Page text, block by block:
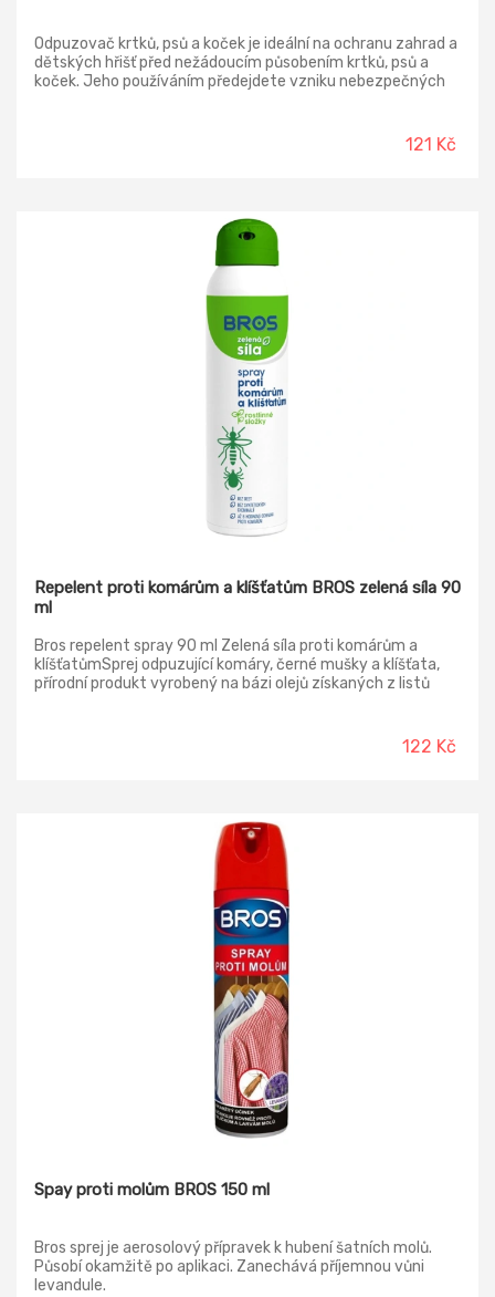
Odpuzovač krtků, psů a koček je ideální na ochranu zahrad a
dětských hřišť před nežádoucím působením krtků, psů a
koček. Jeho používáním předejdete vzniku nebezpečných
účinně odpuzuje zvířata, ale není obtížný pro člověka.121 Kč
Repelent proti komárům a klíšťatům BROS zelená síla 90
ml
Bros repelent spray 90 ml Zelená síla proti komárům a
klíšťatůmSprej odpuzující komáry, černé mušky a klíšťata,
přírodní produkt vyrobený na bázi olejů získaných z listů
pečuje o ni, má příjemnou svěží vůni a nezanechává mastné
skvrny, účinkuje okamžitě po aplikaci, poskytuje ochranu
122 Kč
Spay proti molům BROS 150 ml
Bros sprej je aerosolový přípravek k hubení šatních molů.
Působí okamžitě po aplikaci. Zanechává příjemnou vůni
levandule.